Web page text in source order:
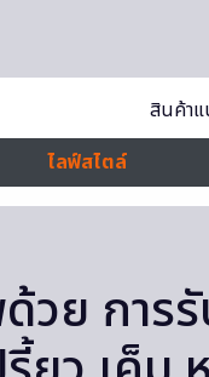
สินค้าแ
ไลฟ์สไตล์
วย การ